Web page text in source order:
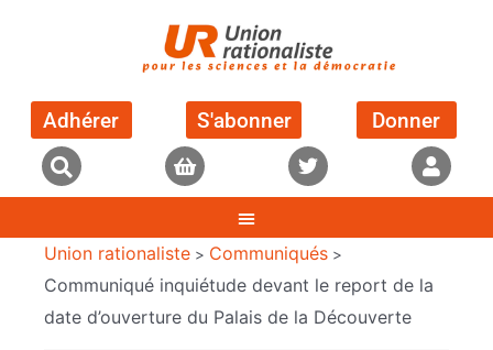
Adhérer S'abonner Donner
Union rationaliste > Communiqués >
Communiqué inquiétude devant le report de la
date d’ouverture du Palais de la Découverte